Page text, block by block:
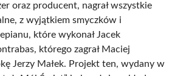
oraz producent, nagrał wszystkie
z wyjątkiem smyczków i
które wykonał Jacek
którego zagrał Maciej
Jerzy Małek. Projekt ten, wydany w